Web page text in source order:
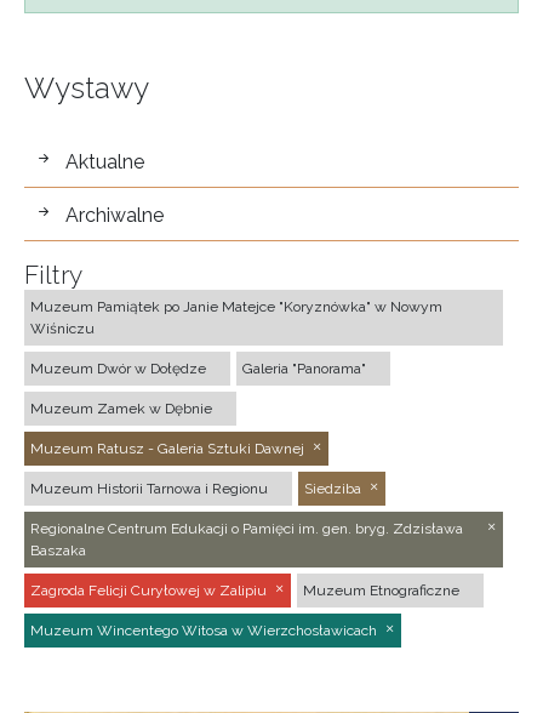
Wystawy
wystawy
Aktualne
Archiwalne
Filtry
Muzeum Pamiątek po Janie Matejce "Koryznówka" w Nowym
Wiśniczu
Muzeum Dwór w Dołędze Galeria "Panorama"
Muzeum Zamek w Dębnie
Muzeum Ratusz - Galeria Sztuki Dawnej
Muzeum Historii Tarnowa i Regionu Siedziba
Regionalne Centrum Edukacji o Pamięci im. gen. bryg. Zdzisława
Baszaka
Zagroda Felicji Curyłowej w Zalipiu Muzeum Etnograficzne
Muzeum Wincentego Witosa w Wierzchosławicach